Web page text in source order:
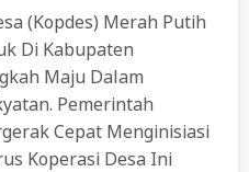
(Kopdes) Merah Putih
Di Kabupaten
Maju Dalam
Pemerintah
Cepat Menginisiasi
Koperasi Desa Ini